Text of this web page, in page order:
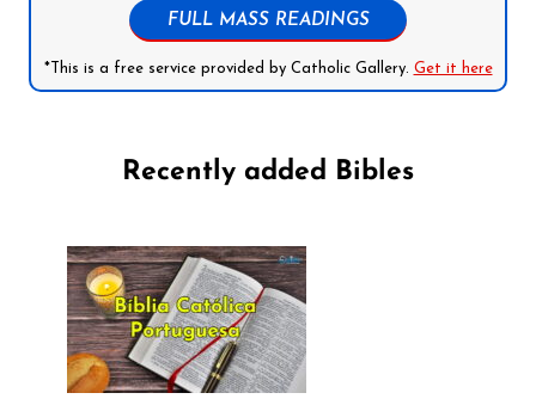
FULL MASS READINGS
*This is a free service provided by Catholic Gallery. Get it here
Recently added Bibles